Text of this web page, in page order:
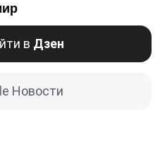
в Дзен
Новости